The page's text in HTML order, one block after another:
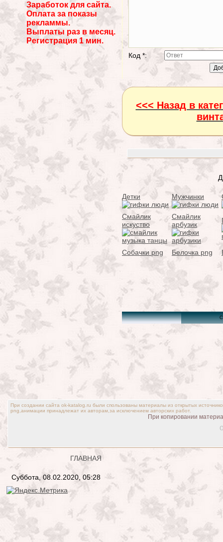
Заработок для сайта.
Оплата за показы
рекламмы.
Выплаты раз в месяц.
Регистрация 1 мин.
Код *:
<<< Назад в
Детки Мужчинки
Смайлик
искуство
Смайлик
арбузик
Собачки png Белочка png
При создании сайта ok-katalog.ru были спользованы материалы из открытых
png,анимации принадлежат их авторам,за исключением авторских работ.
При копировании
ГЛАВНАЯ
Суббота, 08.02.2020, 05:28